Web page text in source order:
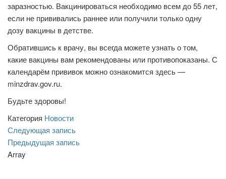
заразностью. Вакцинироваться необходимо всем до 55 лет,
если не прививались раннее или получили только одну
дозу вакцины в детстве.
Обратившись к врачу, вы всегда можете узнать о том,
какие вакцины вам рекомендованы или противопоказаны. С
календарём прививок можно ознакомится здесь —
minzdrav.gov.ru.
Будьте здоровы!
Категория Новости
Навигация
по
записям
Следующая записьСледующая
запись
Предыдущая записьПредыдущая
Array